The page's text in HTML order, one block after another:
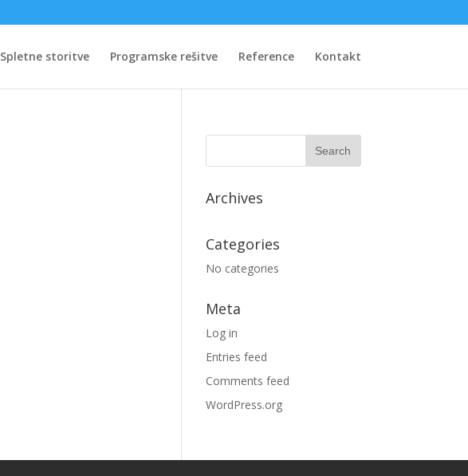
Spletne storitve Programske rešitve Reference Kontakt
Archives
Categories
No categories
Meta
Log in
Entries feed
Comments feed
WordPress.org